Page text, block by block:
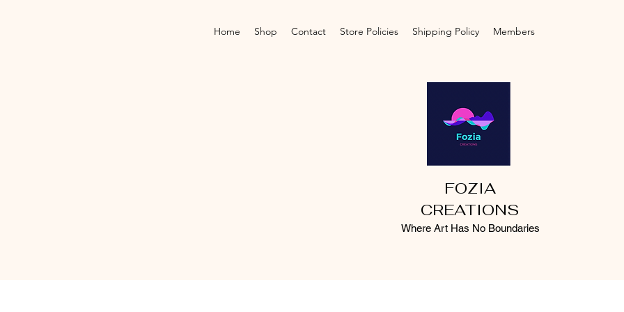
Home Shop Contact Store Policies Shipping Policy Members
FOZIA
CREATIONS
Where Art Has No Boundaries